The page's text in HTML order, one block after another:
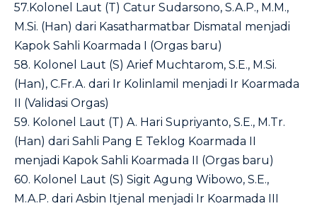
57.Kolonel Laut (T) Catur Sudarsono, S.A.P., M.M.,
M.Si. (Han) dari Kasatharmatbar Dismatal menjadi
Kapok Sahli Koarmada I (Orgas baru)
58. Kolonel Laut (S) Arief Muchtarom, S.E., M.Si.
(Han), C.Fr.A. dari Ir Kolinlamil menjadi Ir Koarmada
II (Validasi Orgas)
59. Kolonel Laut (T) A. Hari Supriyanto, S.E., M.Tr.
(Han) dari Sahli Pang E Teklog Koarmada II
menjadi Kapok Sahli Koarmada II (Orgas baru)
60. Kolonel Laut (S) Sigit Agung Wibowo, S.E.,
M.A.P. dari Asbin Itjenal menjadi Ir Koarmada III